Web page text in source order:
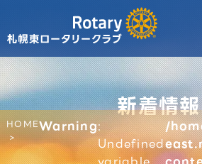
新着情報
HOMEWarning:
Undefined
/